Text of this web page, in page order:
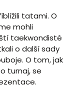
tatami. O
mohli
taekwondisté
o další sady
O tom, jak
turnaj, se